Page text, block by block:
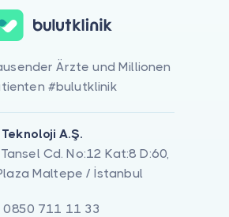
Ärzte und Millionen
#bulutklinik
A.Ş.
Cd. No:12 Kat:8 D:60,
Maltepe / İstanbul
0850 711 11 33